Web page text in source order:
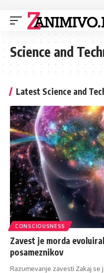
Science and
Latest Science and
CONSCIOUSNESS
Zavest je morda
posameznikov
Razumevanje zavesti Zakaj se